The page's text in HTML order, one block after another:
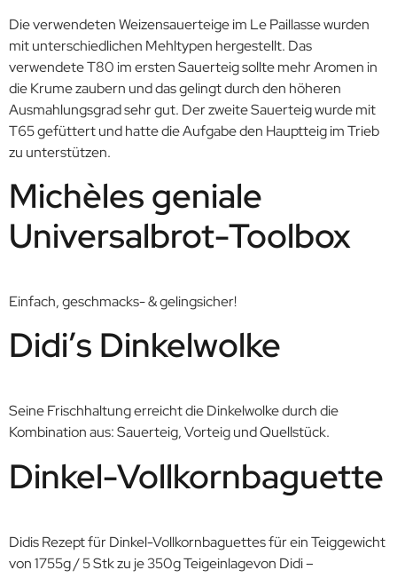
Die verwendeten Weizensauerteige im Le Paillasse wurden
mit unterschiedlichen Mehltypen hergestellt. Das
verwendete T80 im ersten Sauerteig sollte mehr Aromen in
die Krume zaubern und das gelingt durch den höheren
Ausmahlungsgrad sehr gut. Der zweite Sauerteig wurde mit
T65 gefüttert und hatte die Aufgabe den Hauptteig im Trieb
zu unterstützen.
Michèles geniale
Universalbrot-Toolbox
Einfach, geschmacks- & gelingsicher!
Didi’s Dinkelwolke
Seine Frischhaltung erreicht die Dinkelwolke durch die
Kombination aus: Sauerteig, Vorteig und Quellstück.
Dinkel-Vollkornbaguette
Didis Rezept für Dinkel-Vollkornbaguettes für ein Teiggewicht
von 1755g / 5 Stk zu je 350g Teigeinlagevon Didi –